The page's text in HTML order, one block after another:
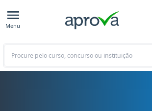
Menu
Buscar